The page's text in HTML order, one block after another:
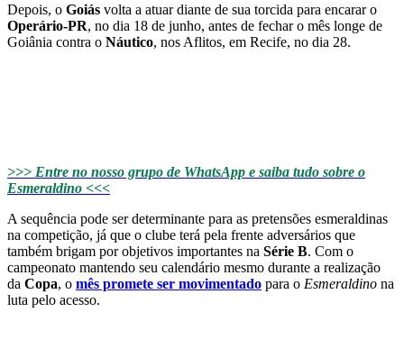
Depois, o Goiás volta a atuar diante de sua torcida para encarar o
Operário-PR, no dia 18 de junho, antes de fechar o mês longe de
Goiânia contra o Náutico, nos Aflitos, em Recife, no dia 28.
>>> Entre no nosso grupo de WhatsApp e saiba tudo sobre o
Esmeraldino <<<
A sequência pode ser determinante para as pretensões esmeraldinas
na competição, já que o clube terá pela frente adversários que
também brigam por objetivos importantes na Série B. Com o
campeonato mantendo seu calendário mesmo durante a realização
da Copa, o mês promete ser movimentado para o Esmeraldino na
luta pelo acesso.